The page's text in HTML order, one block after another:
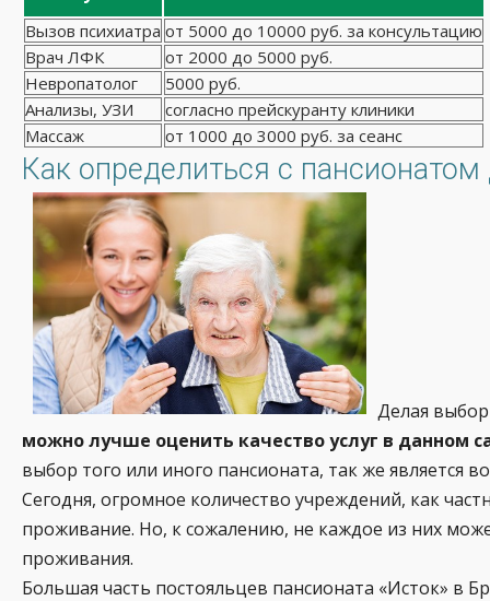
Вызов психиатра от 5000 до 10000 руб. за консультацию
Врач ЛФК
от 2000 до 5000 руб.
Невропатолог
5000 руб.
Анализы, УЗИ
согласно прейскуранту клиники
Массаж
от 1000 до 3000 руб. за сеанс
Как определиться с
Делая
можно лучше оценить качество услуг в данном
выбор того или иного пансионата, так же
Сегодня, огромное количество учреждений, как
проживание. Но, к сожалению, не каждое из них
проживания.
Большая часть постояльцев пансионата «Исток» в